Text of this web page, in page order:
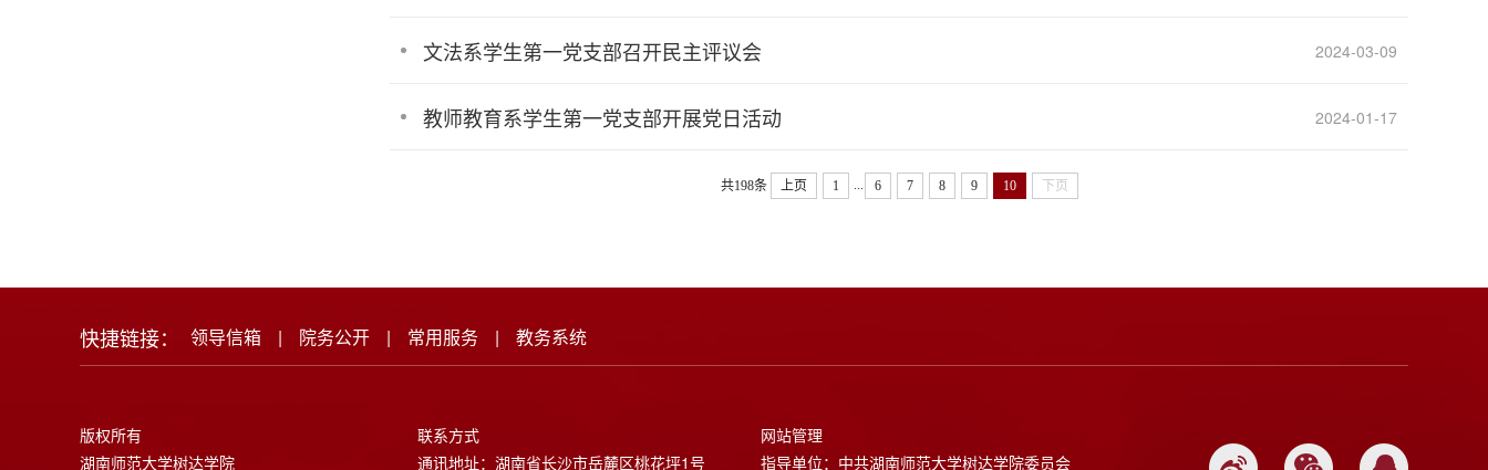
2024-03-09
文法系学生第一党支部召开民主评议会
2024-01-17
教师教育系学生第一党支部开展党日活动
共198条 上页 1 6 7 8 9 10 下页
快捷链接： 领导信箱 | 院务公开 | 常用服务 | 教务系统
版权所有
湖南师范大学树达学院
联系方式
通讯地址：湖南省长沙市岳麓区桃花坪1号
网站管理
指导单位：中共湖南师范大学树达学院委员会